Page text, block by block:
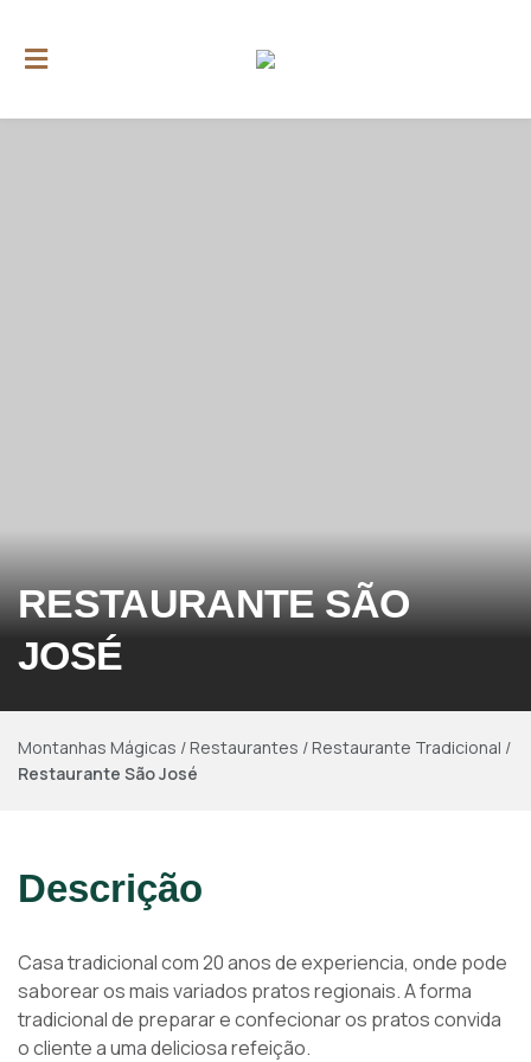
RESTAURANTE SÃO
JOSÉ
Montanhas Mágicas /Restaurantes /Restaurante Tradicional /
Restaurante São José
Descrição
Casa tradicional com 20 anos de experiencia, onde pode
saborear os mais variados pratos regionais. A forma
tradicional de preparar e confecionar os pratos convida
o cliente a uma deliciosa refeição.